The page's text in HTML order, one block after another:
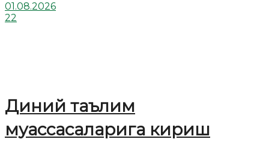
01.08.2026
22
Диний таълим
муассасаларига кириш